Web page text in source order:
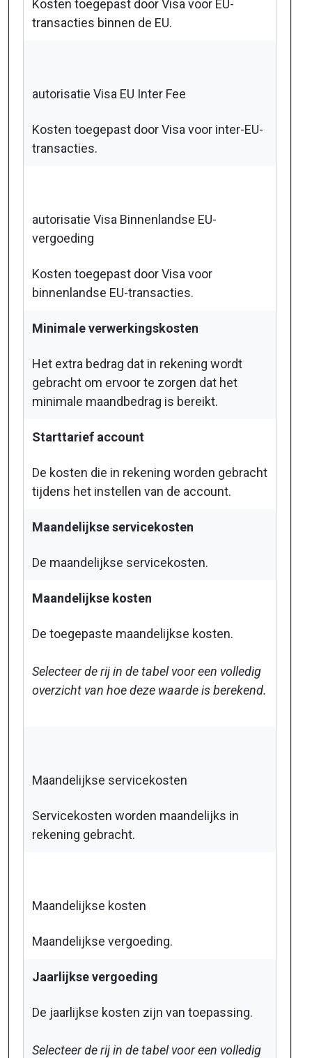
Kosten toegepast door Visa voor EU-
transacties binnen de EU.
autorisatie Visa EU Inter Fee
Kosten toegepast door Visa voor inter-EU-
transacties.
autorisatie Visa Binnenlandse EU-
vergoeding
Kosten toegepast door Visa voor
binnenlandse EU-transacties.
Minimale verwerkingskosten
Het extra bedrag dat in rekening wordt
gebracht om ervoor te zorgen dat het
minimale maandbedrag is bereikt.
Starttarief account
De kosten die in rekening worden gebracht
tijdens het instellen van de account.
Maandelijkse servicekosten
De maandelijkse servicekosten.
Maandelijkse kosten
De toegepaste maandelijkse kosten.
Selecteer de rij in de tabel voor een volledig
overzicht van hoe deze waarde is berekend.
Maandelijkse servicekosten
Servicekosten worden maandelijks in
rekening gebracht.
Maandelijkse kosten
Maandelijkse vergoeding.
Jaarlijkse vergoeding
De jaarlijkse kosten zijn van toepassing.
Selecteer de rij in de tabel voor een volledig